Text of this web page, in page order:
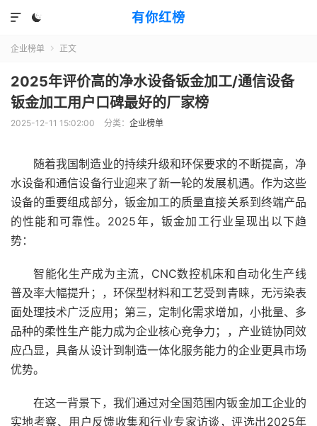
有你红榜


企业榜单  正文
2025年评价高的净水设备钣金加工/通信设备
钣金加工用户口碑最好的厂家榜
2025-12-11 15:02:00 分类： 企业榜单
随着我国制造业的持续升级和环保要求的不断提高，净
水设备和通信设备行业迎来了新一轮的发展机遇。作为这些
设备的重要组成部分，钣金加工的质量直接关系到终端产品
的性能和可靠性。2025年，钣金加工行业呈现出以下趋
势：
智能化生产成为主流，CNC数控机床和自动化生产线
普及率大幅提升；，环保型材料和工艺受到青睐，无污染表
面处理技术广泛应用；第三，定制化需求增加，小批量、多
品种的柔性生产能力成为企业核心竞争力；，产业链协同效
应凸显，具备从设计到制造一体化服务能力的企业更具市场
优势。
在这一背景下，我们通过对全国范围内钣金加工企业的
实地考察、用户反馈收集和行业专家访谈，评选出2025年